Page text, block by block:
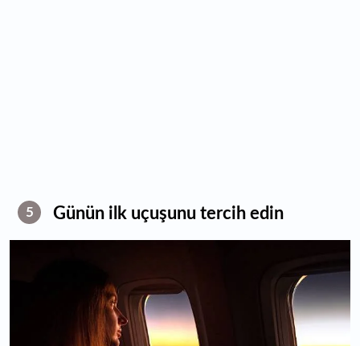
5 Günün ilk uçuşunu tercih edin